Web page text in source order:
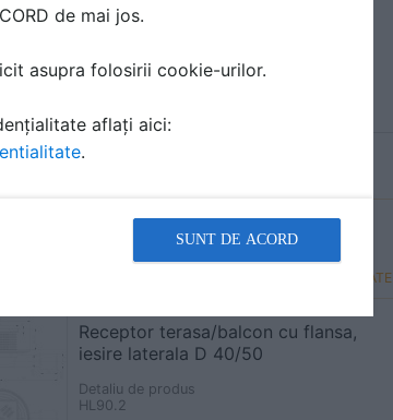
VEZI TOATE
Receptor terasa/balcon cu flansa,
iesire laterala D 40/50
Detaliu de produs
HL90.2
de mai jos.
asupra folosirii cookie-urilor.
aflați aici:
.
SUNT DE ACORD